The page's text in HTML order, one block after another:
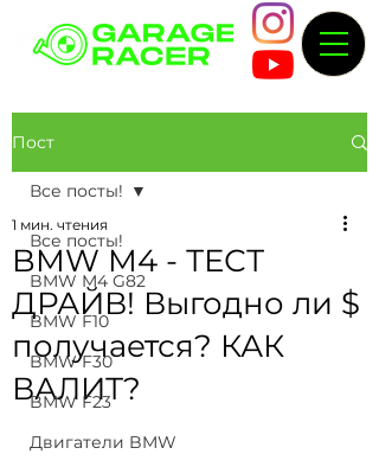
Пост
Все посты!
BMW M4 G82
BMW F10
BMW F30
BMW F23
Двигатели BMW
Все посты!
BMW M4 - ТЕСТ
ДРАЙВ! Выгодно ли $
получается? КАК
ВАЛИТ?
1 мин. чтения